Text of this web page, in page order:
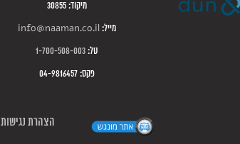
מיקוד: 30855
מייל:info@naaman.co.il
טל:1-700-508-003
פקס: 04-9816457
הצהרת נגישות